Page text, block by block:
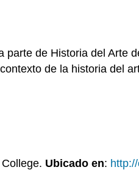
parte de Historia del Arte
de la historia del
Ubicado en: